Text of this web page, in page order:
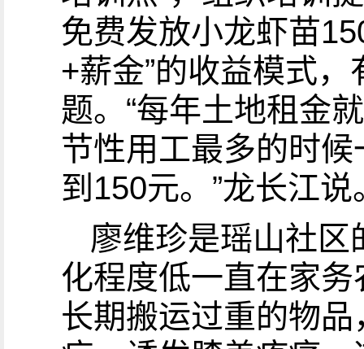
免费发放小龙虾苗
+薪金”的收益模式
题。“每年土地租金
节性用工最多的时
到150元。”龙长江说
廖维珍是瑶山社区
化程度低一直在家
长期搬运过重的物